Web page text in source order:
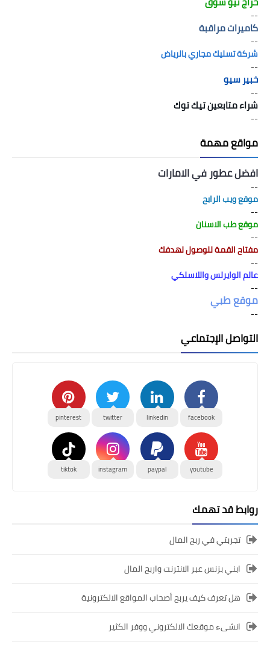
--
كاميرات مراقبة
--
شركة تسليك مجاري بالرياض
--
خبير سيو
--
شراء متابعين تيك توك
--
مواقع مهمة
افضل عطور في الامارات
--
موقع ويب الرابح
--
موقع طب الاسنان
--
مفتاح القمة للوصول لهدفك
--
عالم الوايرلس واللاسلكي
--
موقع طبي
--
التواصل الإجتماعي
facebook
linkedin
twitter
pinterest
youtube
paypal
instagram
tiktok
روابط قد تهمك
تجربتي في ربح المال
ابني بزنس عبر الانترنت واربح المال
هل تعرف كيف يربح أصحاب المواقع الالكترونية
انشىء موقعك الالكتروني ووفر الكثير